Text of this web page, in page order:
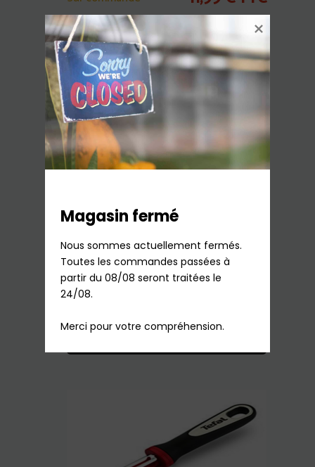
Ajouter au panier
4 Couteaux à steak Ingenio Ice force
Tefal
En stock
Ajouter au panier
Magasin fermé
Nous sommes actuellement fermés.
Toutes les commandes passées à
partir du 08/08 seront traitées le
24/08.
Merci pour votre compréhension.